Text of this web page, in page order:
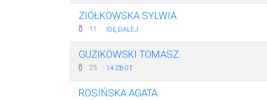
ZIÓŁKOWSKA SYLWIA
11 · IDĘ DALEJ
GUZIKOWSKI TOMASZ
25 · 14 ZBOT
ROSIŃSKA AGATA